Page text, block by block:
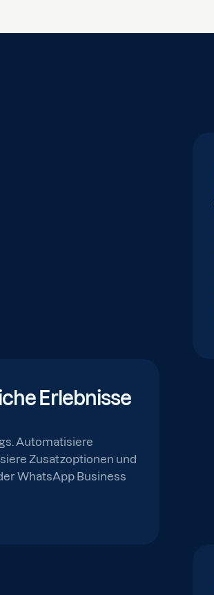
Erlebnisse
Automatisiere
Zusatzoptionen und
WhatsApp Business